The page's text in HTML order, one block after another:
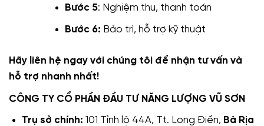
Bước 5: Nghiệm thu, thanh toán
Bước 6: Bảo trì, hỗ trợ kỹ thuật
Hãy liên hệ ngay với chúng tôi để nhận tư vấn và
hỗ trợ nhanh nhất!
CÔNG TY CỔ PHẦN ĐẦU TƯ NĂNG LƯỢNG VŨ SƠN
Trụ sở chính: 101 Tỉnh lộ 44A, Tt. Long Điền, Bà Rịa